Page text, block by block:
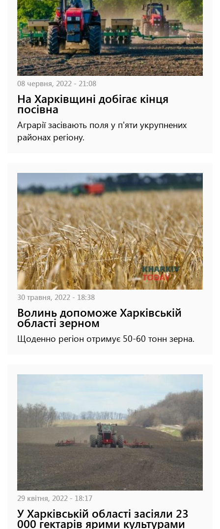
08 червня, 2022 - 21:08
На Харківщині добігає кінця
посівна
Аграрії засівають поля у п'яти укрупнених
районах регіону.
30 травня, 2022 - 18:38
Волинь допоможе Харківській
області зерном
Щоденно регіон отримує 50-60 тонн зерна.
29 квітня, 2022 - 18:17
У Харківській області засіяли 23
000 гектарів ярими культурами